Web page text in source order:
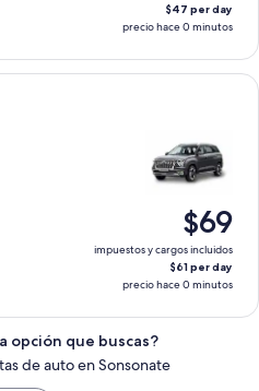
$47 per day
precio hace 0 minutos
$69
impuestos y cargos incluidos
$61 per day
precio hace 0 minutos
or similar
opción que buscas?
de auto en Sonsonate